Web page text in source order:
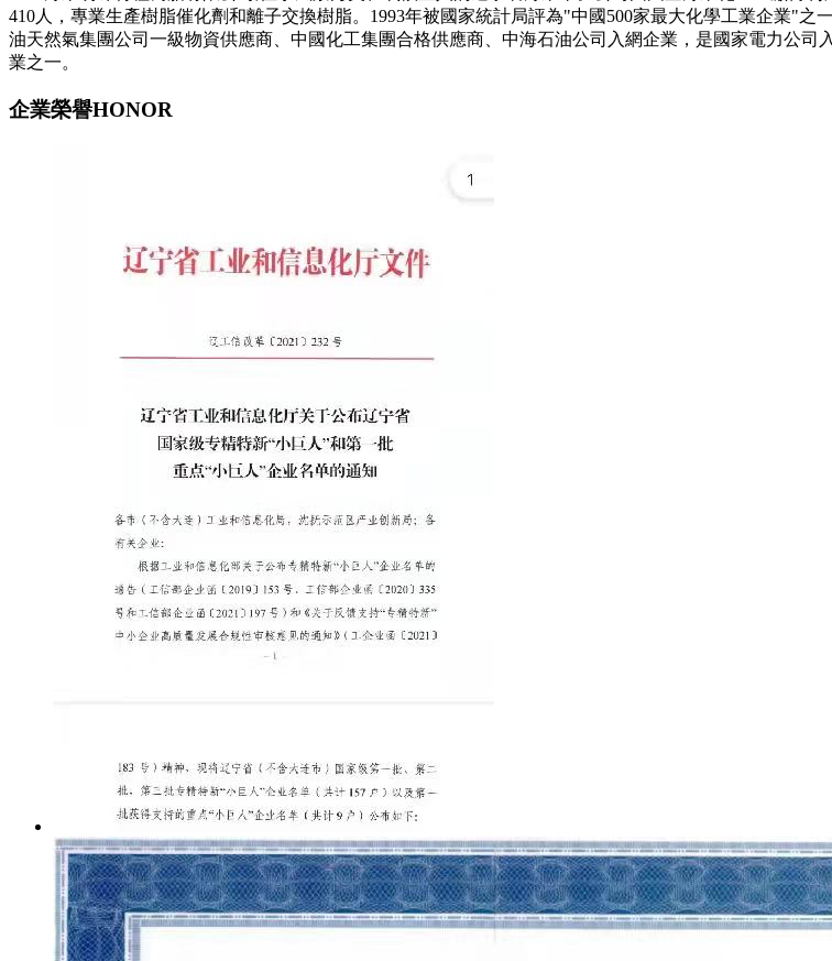
410人，專業生產樹脂催化劑和離子交換樹脂。1993年被國家統計局評為"中國500家最大化學工業企業"
油天然氣集團公司一級物資供應商、中國化工集團合格供應商、中海石油公司入網企業，是國家電力公
業之一。
企業榮譽HONOR